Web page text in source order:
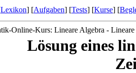
Lexikon] [Aufgaben] [Tests] [Kurse] [
Online-Kurs: Lineare Algebra -
Lösung eines